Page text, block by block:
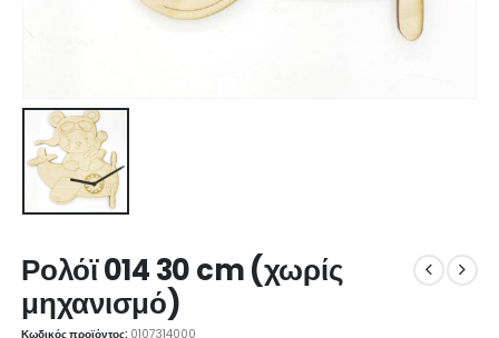
Ρολόϊ 014 30 cm (χωρίς
μηχανισμό)
Κωδικός προϊόντος: 0107314000